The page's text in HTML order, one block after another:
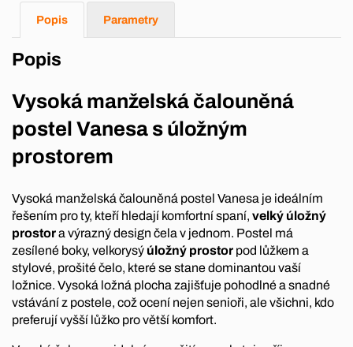
Popis Parametry
Popis
Vysoká manželská čalouněná
postel Vanesa s úložným
prostorem
Vysoká manželská čalouněná postel Vanesa je ideálním
řešením pro ty, kteří hledají komfortní spaní, velký úložný
prostora výrazný design čela v jednom. Postel má
zesílené boky, velkorysý úložný prostor pod lůžkem a
stylové, prošité čelo, které se stane dominantou vaší
ložnice. Vysoká ložná plocha zajišťuje pohodlné a snadné
vstávání z postele, což ocení nejen senioři, ale všichni, kdo
preferují vyšší lůžko pro větší komfort.